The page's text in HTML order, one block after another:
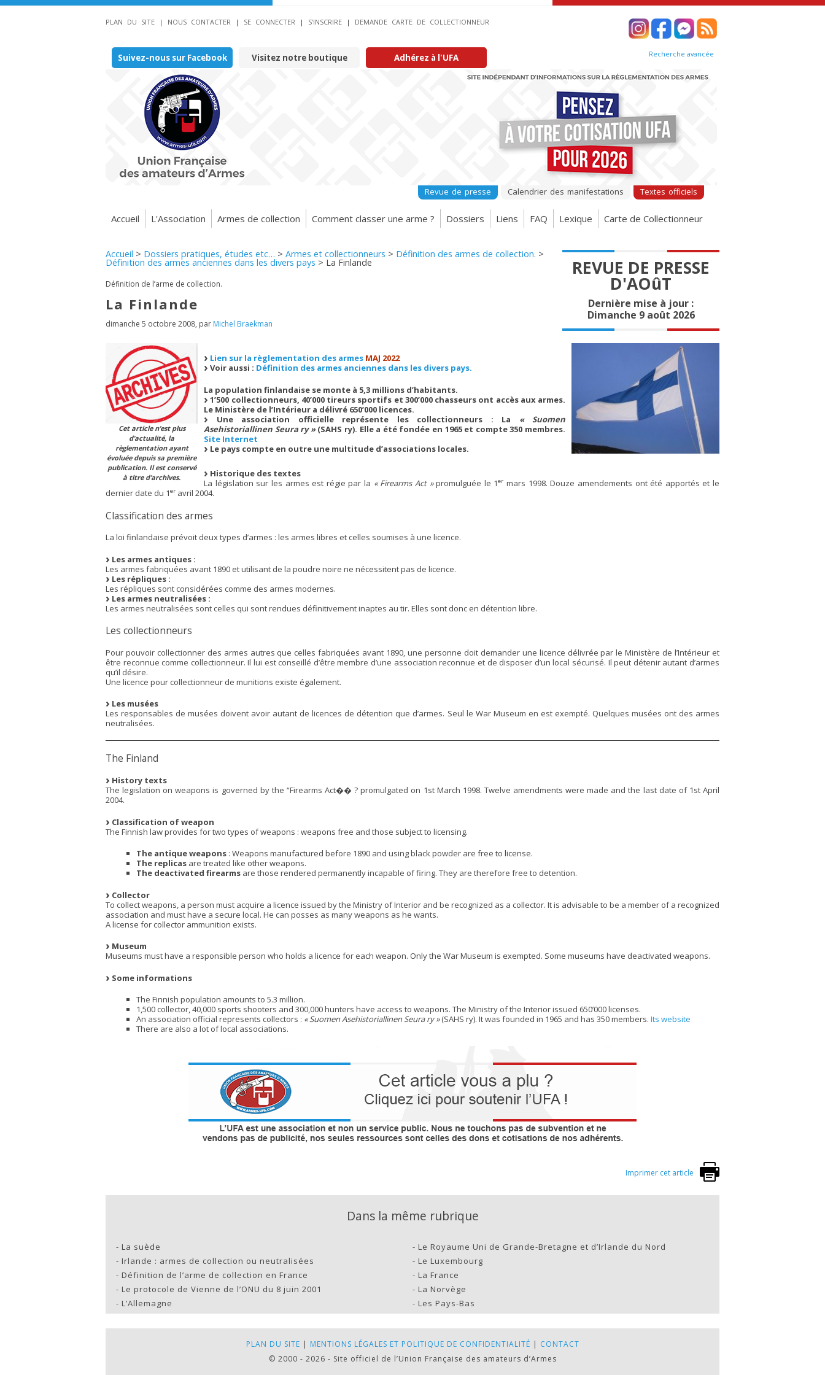
PLAN DU SITE | NOUS CONTACTER | SE CONNECTER | S’INSCRIRE | DEMANDE CARTE DE COLLECTIONNEUR
Suivez-nous sur Facebook Visitez notre boutique Adhérez à l'UFA Recherche avancée
Revue de presse Calendrier des manifestations Textes officiels
Accueil L'Association Armes de collection Comment classer une arme ? Dossiers Liens FAQ Lexique Carte de Collectionneur
REVUE DE PRESSE
D'AOûT
Dernière mise à jour :
Dimanche 9 août 2026
Accueil > Dossiers pratiques, études etc… > Armes et collectionneurs > Définition des armes de collection. >
Définition des armes anciennes dans les divers pays > La Finlande
Définition de l’arme de collection.
La Finlande
dimanche 5 octobre 2008, par Michel Braekman
Cet article n’est plus
d’actualité, la
règlementation ayant
évoluée depuis sa première
publication. Il est conservé
à titre d’archives.
Lien sur la règlementation des armes MAJ 2022
Voir aussi : Définition des armes anciennes dans les divers pays.
La population finlandaise se monte à 5,3 millions d’habitants.
1’500 collectionneurs, 40’000 tireurs sportifs et 300’000 chasseurs ont accès aux armes.
Le Ministère de l’Intérieur a délivré 650’000 licences.
Une association officielle représente les collectionneurs : La « Suomen
Asehistoriallinen Seura ry »(SAHS ry). Elle a été fondée en 1965 et compte 350 membres.
Site Internet
Le pays compte en outre une multitude d’associations locales.
Historique des textes
La législation sur les armes est régie par la « Firearms Act »promulguée le 1er mars 1998. Douze amendements ont été apportés et le
dernier date du 1er avril 2004.
Classification des armes
La loi finlandaise prévoit deux types d’armes : les armes libres et celles soumises à une licence.
Les armes antiques :
Les armes fabriquées avant 1890 et utilisant de la poudre noire ne nécessitent pas de licence.
Les répliques :
Les répliques sont considérées comme des armes modernes.
Les armes neutralisées :
Les armes neutralisées sont celles qui sont rendues définitivement inaptes au tir. Elles sont donc en détention libre.
Les collectionneurs
Pour pouvoir collectionner des armes autres que celles fabriquées avant 1890, une personne doit demander une licence délivrée par le Ministère de l’Intérieur et
être reconnue comme collectionneur. Il lui est conseillé d’être membre d’une association reconnue et de disposer d’un local sécurisé. Il peut détenir autant d’armes
qu’il désire.
Une licence pour collectionneur de munitions existe également.
Les musées
Les responsables de musées doivent avoir autant de licences de détention que d’armes. Seul le War Museum en est exempté. Quelques musées ont des armes
neutralisées.
The Finland
History texts
The legislation on weapons is governed by the “Firearms Act�� ? promulgated on 1st March 1998. Twelve amendments were made and the last date of 1st April
2004.
Classification of weapon
The Finnish law provides for two types of weapons : weapons free and those subject to licensing.
The antique weapons : Weapons manufactured before 1890 and using black powder are free to license.
The replicas are treated like other weapons.
The deactivated firearms are those rendered permanently incapable of firing. They are therefore free to detention.
Collector
To collect weapons, a person must acquire a licence issued by the Ministry of Interior and be recognized as a collector. It is advisable to be a member of a recognized
association and must have a secure local. He can posses as many weapons as he wants.
A license for collector ammunition exists.
Museum
Museums must have a responsible person who holds a licence for each weapon. Only the War Museum is exempted. Some museums have deactivated weapons.
Some informations
The Finnish population amounts to 5.3 million.
1,500 collector, 40,000 sports shooters and 300,000 hunters have access to weapons. The Ministry of the Interior issued 650’000 licenses.
An association official represents collectors : « Suomen Asehistoriallinen Seura ry »(SAHS ry). It was founded in 1965 and has 350 members. Its website
There are also a lot of local associations.
Imprimer cet article
Dans la même rubrique
- La suède - Le Royaume Uni de Grande-Bretagne et d’Irlande du Nord
- Irlande : armes de collection ou neutralisées - Le Luxembourg
- Définition de l’arme de collection en France - La France
- Le protocole de Vienne de l’ONU du 8 juin 2001 - La Norvège
- L’Allemagne - Les Pays-Bas
PLAN DU SITE | MENTIONS LÉGALES ET POLITIQUE DE CONFIDENTIALITÉ | CONTACT
© 2000 - 2026 - Site officiel de l’Union Française des amateurs d’Armes